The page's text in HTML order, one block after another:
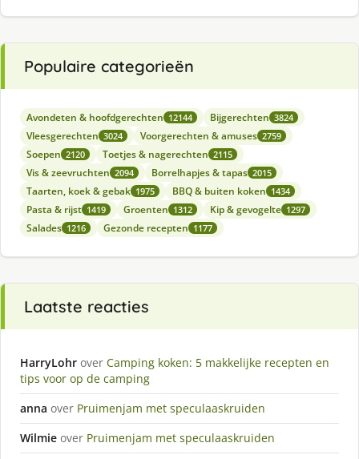
Populaire categorieën
Avondeten & hoofdgerechten 12144 Bijgerechten 3824
Vleesgerechten 3024 Voorgerechten & amuses 2759
Soepen 2120 Toetjes & nagerechten 2115
Vis & zeevruchten 2094 Borrelhapjes & tapas 2015
Taarten, koek & gebak 1975 BBQ & buiten koken 1434
Pasta & rijst 1419 Groenten 1312 Kip & gevogelte 1297
Salades 1216 Gezonde recepten 1177
Laatste reacties
HarryLohr over Camping koken: 5 makkelijke recepten en
tips voor op de camping
anna over Pruimenjam met speculaaskruiden
Wilmie over Pruimenjam met speculaaskruiden